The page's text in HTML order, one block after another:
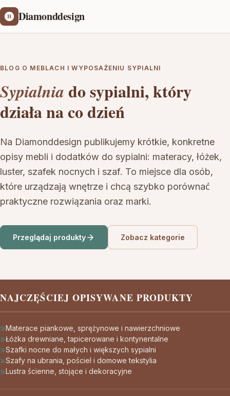
Diamonddesign
BLOG O MEBLACH I WYPOSAŻENIU SYPIALNI
Sypialnia do sypialni, który
działa na co dzień
Na Diamonddesign publikujemy krótkie, konkretne
opisy mebli i dodatków do sypialni: materacy, łóżek,
luster, szafek nocnych i szaf. To miejsce dla osób,
które urządzają wnętrze i chcą szybko porównać
praktyczne rozwiązania oraz marki.
Przeglądaj produkty Zobacz kategorie
NAJCZĘŚCIEJ OPISYWANE PRODUKTY
Materace piankowe, sprężynowe i nawierzchniowe
Łóżka drewniane, tapicerowane i kontynentalne
Szafki nocne do małych i większych sypialni
Szafy na ubrania, pościel i domowe tekstylia
Lustra ścienne, stojące i dekoracyjne